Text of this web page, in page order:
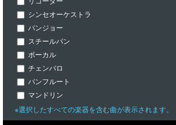
シンセオーケストラ
バンジョー
スチールパン
ボーカル
チェンバロ
パンフルート
マンドリン
※選択したすべての楽器を含む曲が表示されます。